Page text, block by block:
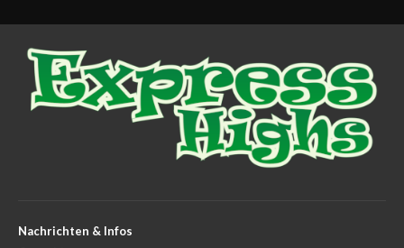
Nachrichten & Infos